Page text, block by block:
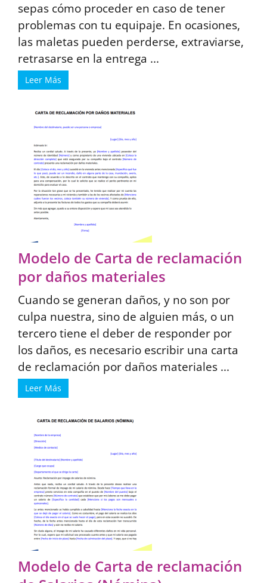
sepas cómo proceder en caso de tener
problemas con tu equipaje. En ocasiones,
las maletas pueden perderse, extraviarse,
retrasarse en la entrega ...
Leer Más
Modelo de Carta de reclamación
por daños materiales
Cuando se generan daños, y no son por
culpa nuestra, sino de alguien más, o un
tercero tiene el deber de responder por
los daños, es necesario escribir una carta
de reclamación por daños materiales ...
Leer Más
Modelo de Carta de reclamación